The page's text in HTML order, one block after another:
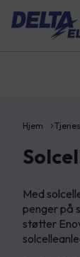
Hjem
Med
penger på
støtter